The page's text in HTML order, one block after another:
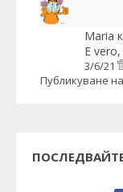
Maria
E
3/6/21
Публикуване